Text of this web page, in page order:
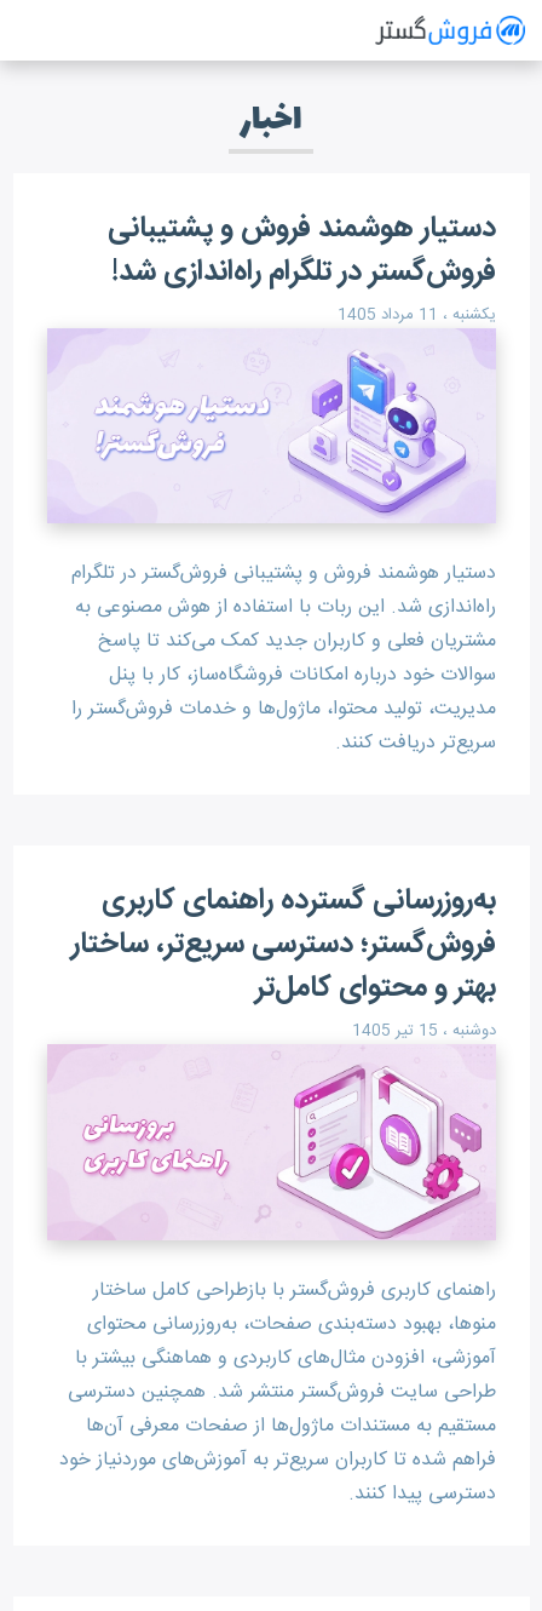
سیستم مدیریت فروش آنلاین
اخبار
دستیار هوشمند فروش و پشتیبانی
فروش‌گستر در تلگرام راه‌اندازی شد!
یکشنبه ، 11 مرداد 1405
دستیار هوشمند فروش و پشتیبانی فروش‌گستر در تلگرام
راه‌اندازی شد. این ربات با استفاده از هوش مصنوعی به
مشتریان فعلی و کاربران جدید کمک می‌کند تا پاسخ
سوالات خود درباره امکانات فروشگاه‌ساز، کار با پنل
مدیریت، تولید محتوا، ماژول‌ها و خدمات فروش‌گستر را
سریع‌تر دریافت کنند.
به‌روزرسانی گسترده راهنمای کاربری
فروش‌گستر؛ دسترسی سریع‌تر، ساختار
بهتر و محتوای کامل‌تر
دوشنبه ، 15 تیر 1405
راهنمای کاربری فروش‌گستر با بازطراحی کامل ساختار
منوها، بهبود دسته‌بندی صفحات، به‌روزرسانی محتوای
آموزشی، افزودن مثال‌های کاربردی و هماهنگی بیشتر با
طراحی سایت فروش‌گستر منتشر شد. همچنین دسترسی
مستقیم به مستندات ماژول‌ها از صفحات معرفی آن‌ها
فراهم شده تا کاربران سریع‌تر به آموزش‌های موردنیاز خود
دسترسی پیدا کنند.